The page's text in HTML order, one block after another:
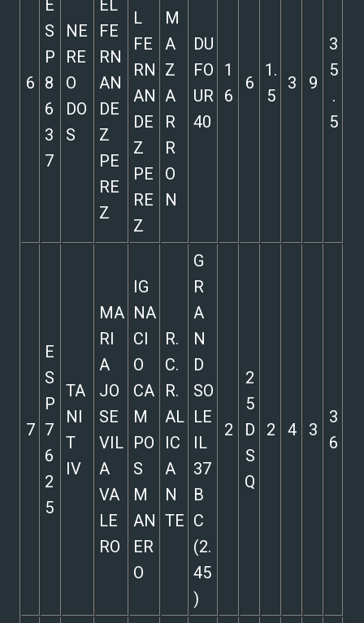
6
E
S
P
8
6
3
7
NE
RE
O
DO
S
EL
FE
RN
AN
DE
Z
PE
RE
Z
L
FE
RN
AN
DE
Z
PE
RE
Z
M
A
Z
A
R
R
O
N
DU
FO
UR
40
1
6
6
1.
5
3 9
3
5
.
5
7
E
S
P
7
6
2
5
TA
NI
T
IV
MA
RI
A
JO
SE
VIL
A
VA
LE
RO
IG
NA
CI
O
CA
M
PO
S
M
AN
ER
O
R.
C.
R.
AL
IC
A
N
TE
G
R
A
N
D
SO
LE
IL
37
B
C
(2.
45
)
2
2
5
D
S
Q
2 4 3
3
6